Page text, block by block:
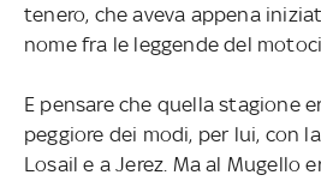
tenero, che aveva appena
nome fra le leggende del
E pensare che quella stagione
peggiore dei modi, per lui, con
Losail e a Jerez. Ma al Mugello